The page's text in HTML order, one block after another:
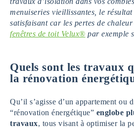
menuiseries vieillissantes, le
satisfaisant car les pertes de
fenêtres de toit Velux® par exemple
Quels sont les travaux
la rénovation
Qu’il s’agisse d’un appartement ou
“rénovation énergétique” englobe
travaux, tous visant à optimiser la